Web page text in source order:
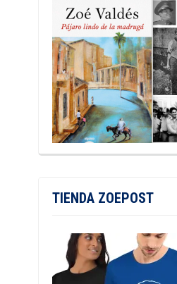
TIENDA ZOEPOST